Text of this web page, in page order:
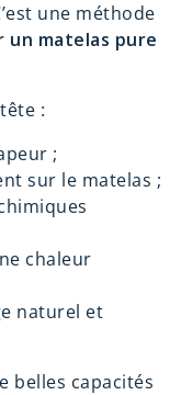
une méthode
matelas pure
:
;
sur le matelas ;
chaleur
naturel et
belles capacités